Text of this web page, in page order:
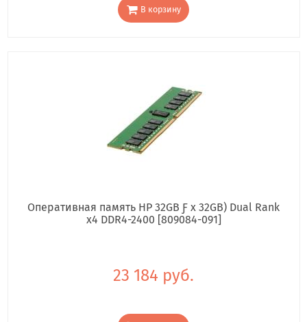
В корзину
Оперативная память HP 32GB Ƒ x 32GB) Dual Rank
x4 DDR4-2400 [809084-091]
23 184 руб.